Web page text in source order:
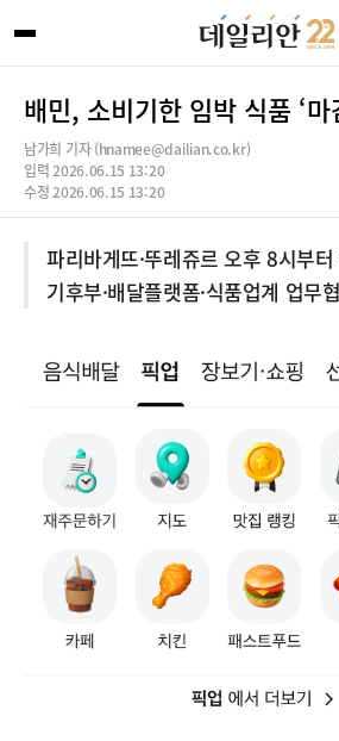
배민, 소비기한 임박 식품 ‘마
남가희 기자 (hnamee@dailian.co.kr)
입력 2026.06.15 13:20
수정 2026.06.15 13:20
파리바게뜨·뚜레쥬르 오후 8시부
기후부·배달플랫폼·식품업계 업무